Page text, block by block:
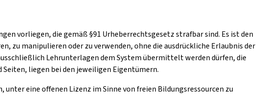
vorliegen, die gemäß §91 Urheberrechtsgesetz strafbar sind. Es ist den
manipulieren oder zu verwenden, ohne die ausdrückliche Erlaubnis der
Lehrunterlagen dem System übermittelt werden dürfen, die
liegen bei den jeweiligen Eigentümern.
eine offenen Lizenz im Sinne von freien Bildungsressourcen zu